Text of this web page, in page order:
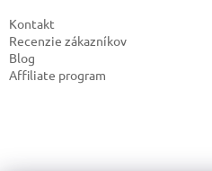
Kontakt
Recenzie zákazníkov
Blog
Affiliate program